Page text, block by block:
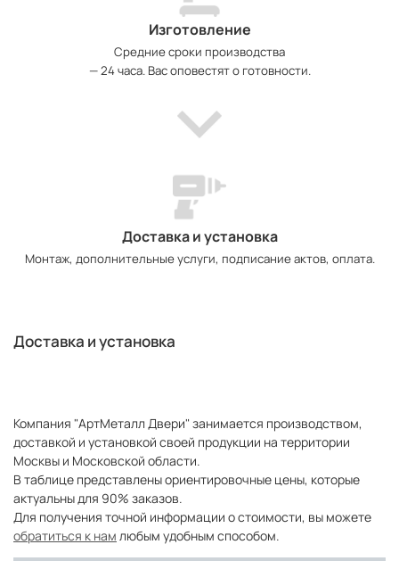
Изготовление
Средние сроки производства
— 24 часа. Вас оповестят о готовности.
Доставка и установка
Монтаж, дополнительные услуги, подписание актов, оплата.
Доставка и установка
Компания "АртМеталл Двери" занимается производством,
доставкой и установкой своей продукции на территории
Москвы и Московской области.
В таблице представлены ориентировочные цены, которые
актуальны для 90% заказов.
Для получения точной информации о стоимости, вы можете
обратиться к нам любым удобным способом.